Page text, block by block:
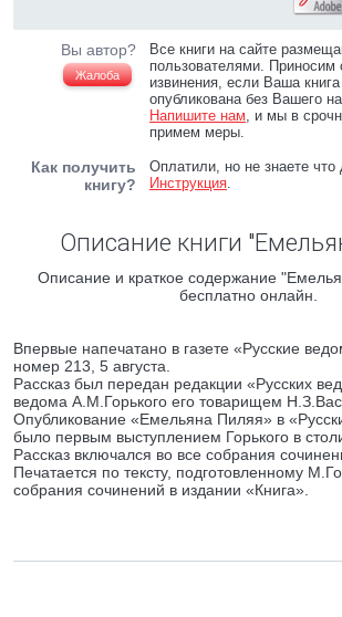
Вы автор?
Жалоба
Все книги на сайте
пользователями. Приносим
извинения, если Ваша
опубликована без Вашего
Напишите нам, и мы в
примем меры.
Как получить
книгу?
Оплатили, но не знаете
Инструкция.
Описание книги
Описание и краткое содержание
бесплатно онлайн.
Впервые напечатано в газете «Русские
номер 213, 5 августа.
Рассказ был передан редакции «Русских
ведома А.М.Горького его товарищем
Опубликование «Емельяна Пиляя» в
было первым выступлением Горького в
Рассказ включался во все собрания
Печатается по тексту, подготовленному
собрания сочинений в издании «Книга».